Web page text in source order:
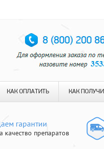
КАК ОПЛАТИТЬ КАК
гарантии
качество препаратов